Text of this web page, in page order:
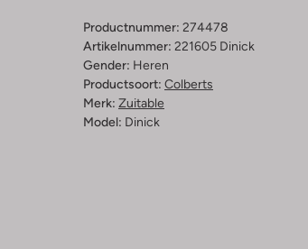
Productnummer: 274478
Artikelnummer: 221605 Dinick
Gender: Heren
Productsoort: Colberts
Merk: Zuitable
Model: Dinick